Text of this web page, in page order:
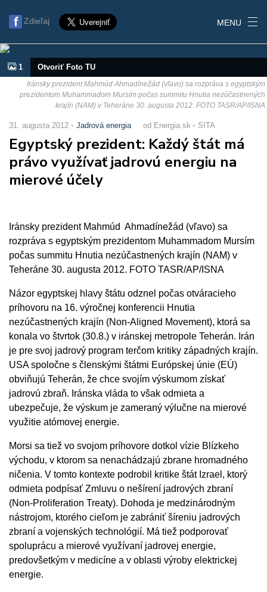
Zdieľaj MENU
1 Otvoriť Foto TU
Iránsky prezident Mahmúd Ahmadínežád (vľavo) sa rozpráva s egyptským
prezidentom Muhammadom Mursím počas summitu Hnutia nezúčastnených
krajín (NAM) v Teheráne 30. augusta 2012. FOTO TASR/AP/ISNA
31. augusta 2012 Jadrová energia od Energia.sk SITA
Egyptský prezident: Každý štát má
právo využívať jadrovú energiu na
mierové účely
Iránsky prezident Mahmúd Ahmadínežád (vľavo) sa
rozpráva s egyptským prezidentom Muhammadom Mursím
počas summitu Hnutia nezúčastnených krajín (NAM) v
Teheráne 30. augusta 2012. FOTO TASR/AP/ISNA
Názor egyptskej hlavy štátu odznel počas otváracieho
príhovoru na 16. výročnej konferencii Hnutia
nezúčastnených krajín (Non-Aligned Movement), ktorá sa
konala vo štvrtok (30.8.) v iránskej metropole Teherán. Irán
je pre svoj jadrový program terčom kritiky západných krajín.
USA spoločne s členskými štátmi Európskej únie (EÚ)
obviňujú Teherán, že chce svojím výskumom získať
jadrovú zbraň. Iránska vláda to však odmieta a
ubezpečuje, že výskum je zameraný výlučne na mierové
využitie atómovej energie.
Morsi sa tiež vo svojom príhovore dotkol vízie Blízkeho
východu, v ktorom sa nenachádzajú zbrane hromadného
ničenia. V tomto kontexte podrobil kritike štát Izrael, ktorý
odmieta podpísať Zmluvu o nešírení jadrových zbraní
(Non-Proliferation Treaty). Dohoda je medzinárodným
nástrojom, ktorého cieľom je zabrániť šíreniu jadrových
zbraní a vojenských technológií. Má tiež podporovať
spoluprácu a mierové využívaní jadrovej energie,
predovšetkým v medicíne a v oblasti výroby elektrickej
energie.